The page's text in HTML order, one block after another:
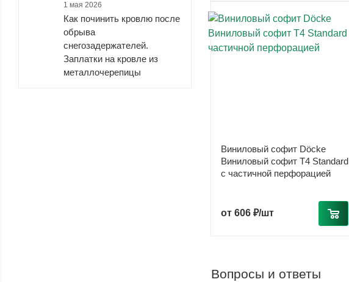
Виниловый софит Döcke
Виниловый софит T4 Standard
с частичной перфорацией
от 606 ₽/шт
Вопросы и ответы
1 мая 2026
Как починить кровлю после
обрыва
снегозадержателей.
Заплатки на кровле из
металлочерепицы